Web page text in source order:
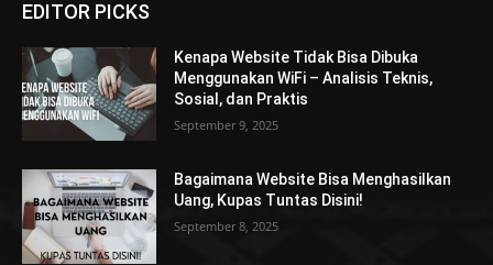
EDITOR PICKS
Kenapa Website Tidak Bisa Dibuka
Menggunakan WiFi – Analisis Teknis,
Sosial, dan Praktis
September 9, 2025
Bagaimana Website Bisa Menghasilkan
Uang, Kupas Tuntas Disini!
September 8, 2025